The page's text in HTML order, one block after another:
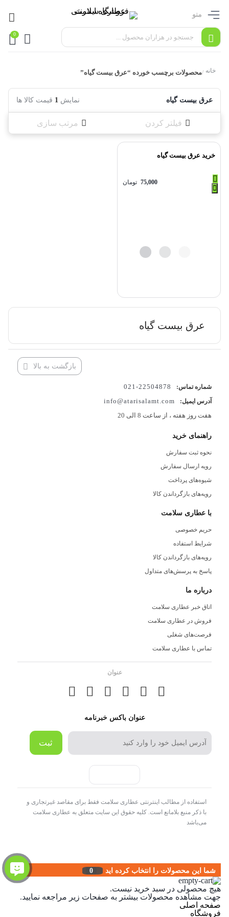
منو
0
خانه /محصولات برچسب خورده “عرق بیست گیاه”
عرق بیست گیاه نمایش 1 قیمت کالا ها
فیلتر کردن مرتب سازی
خرید عرق بیست گیاه
75,000 تومان
عرق بیست گیاه
بازگشت به بالا
شماره تماس: 22504878-021
آدرس ایمیل:
info@atarisalamt.com
هفت روز هفته ، از ساعت 8 الی 20
راهنمای خرید
نحوه ثبت سفارش
رویه ارسال سفارش
شیوه‌های پرداخت
رویه‌های بازگرداندن کالا
با عطاری سلامت
حریم خصوصی
شرایط استفاده
رویه‌های بازگرداندن کالا
پاسخ به پرسش‌های متداول
درباره ما
اتاق خبر عطاری سلامت
فروش در عطاری سلامت
فرصت‌های شغلی
تماس با عطاری سلامت
عنوان
عنوان باکس خبرنامه
ثبت
استفاده از مطالب اینترنتی عطاری سلامت فقط برای مقاصد غیرتجاری و
با ذکر منبع بلامانع است. کلیه حقوق این سایت متعلق به عطاری سلامت
می‌باشد
شما این محصولات را انتخاب کرده اید 0
هیچ محصولی در سبد خرید نیست.
جهت مشاهده محصولات بیشتر به صفحات زیر مراجعه نمایید.
صفحه اصلی
فروشگاه